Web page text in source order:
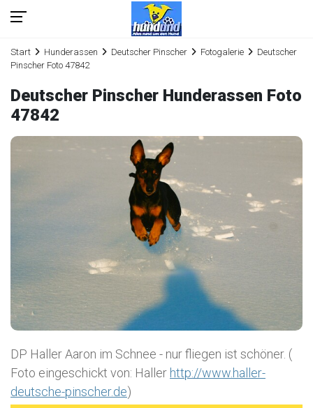
Start Hunderassen Deutscher Pinscher Fotogalerie
Deutscher
Pinscher Foto 47842
Deutscher Pinscher Hunderassen Foto
47842
DP Haller Aaron im Schnee - nur fliegen ist schöner. (
Foto eingeschickt von: Haller http://www.haller-
deutsche-pinscher.de)